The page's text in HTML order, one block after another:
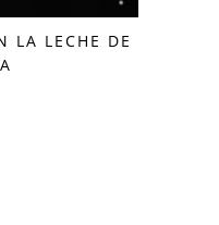
LA LECHE DE